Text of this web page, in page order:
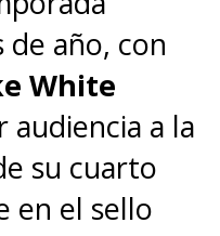
de año, con
White
a la
su cuarto
en el sello